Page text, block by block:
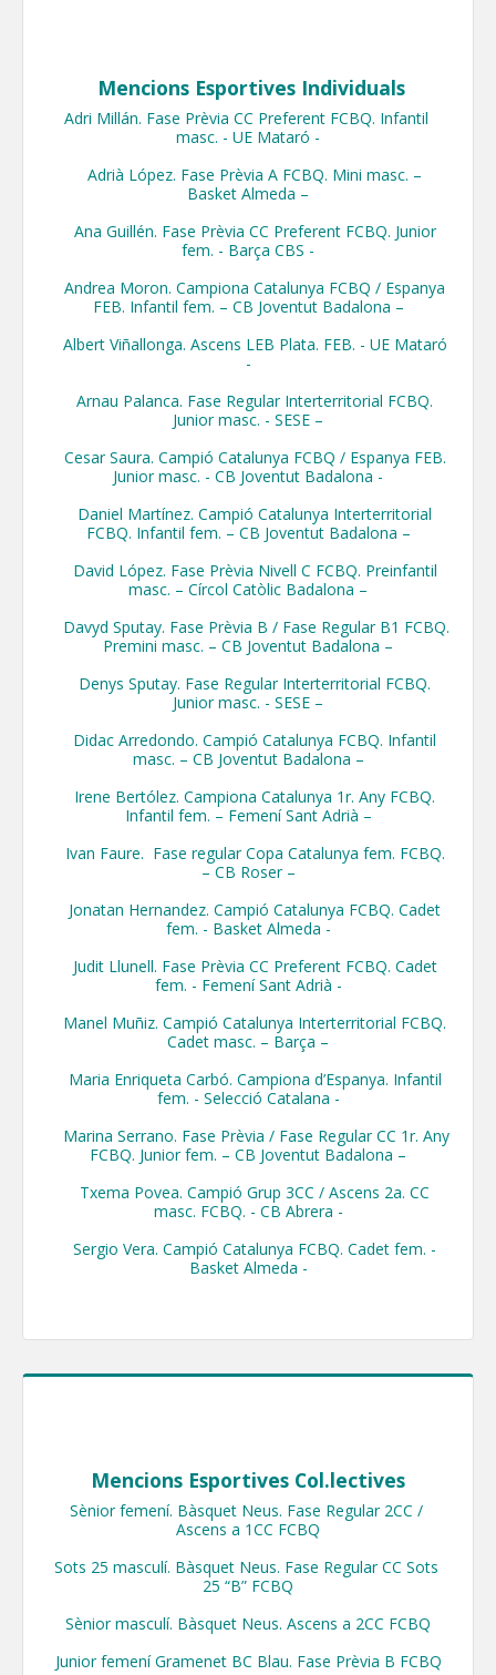
​ Mencions Esportives Individuals
Adri Millán. Fase Prèvia CC Preferent FCBQ. Infantil
masc. - UE Mataró -
Basket Almeda –
fem. - Barça CBS -
FEB. Infantil fem. – CB Joventut Badalona –
-
Junior masc. - SESE –
Junior masc. - CB Joventut Badalona -
FCBQ. Infantil fem. – CB Joventut Badalona –
masc. – Círcol Catòlic Badalona –
Premini masc. – CB Joventut Badalona –
Junior masc. - SESE –
masc. – CB Joventut Badalona –
Infantil fem. – Femení Sant Adrià –
– CB Roser –
fem. - Basket Almeda -
fem. - Femení Sant Adrià -
Cadet masc. – Barça –
fem. - Selecció Catalana -
FCBQ. Junior fem. – CB Joventut Badalona –
masc. FCBQ. - CB Abrera -
Basket Almeda -
Mencions Esportives Col.lectives
Sènior femení. Bàsquet Neus. Fase Regular 2CC /
Ascens a 1CC FCBQ
Sots 25 masculí. Bàsquet Neus. Fase Regular CC Sots
25 “B” FCBQ
Sènior masculí. Bàsquet Neus. Ascens a 2CC FCBQ
Junior femení Gramenet BC Blau. Fase Prèvia B FCBQ